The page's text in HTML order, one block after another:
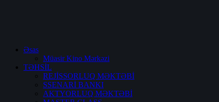
Əsas
Müasir Kino Mərkəzi
TƏHSİL
REJİSSORLUQ MƏKTƏBİ
SSENARİ BANKI
AKTYORLUQ MƏKTƏBİ